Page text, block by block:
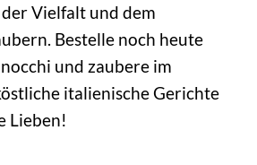
Vielfalt und dem
Bestelle noch heute
und zaubere im
italienische Gerichte
Lieben!